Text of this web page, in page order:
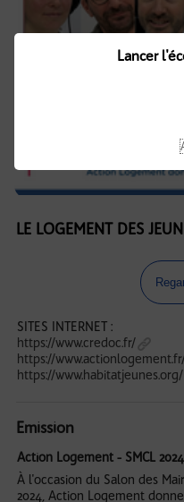
LE LOGEMENT DES
SITES INTERNET :
https://www.credoc.fr/
https://
https://www.habitatjeunes.org/
Emission
Action Logement - SMCL 2024
À l'occasion du Salon des
2024, Action Logement
Lancer